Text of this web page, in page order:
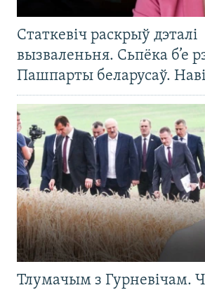
Статкевіч раскрыў дэталі
вызваленьня. Сьпёка б’е
Пашпарты беларусаў.
Тлумачым з Гурневічам.